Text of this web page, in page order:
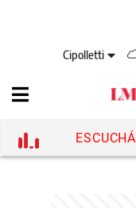
Cipolletti
ESCUCHÁ